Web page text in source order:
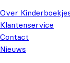
Over
Klantenservice
Contact
Nieuws